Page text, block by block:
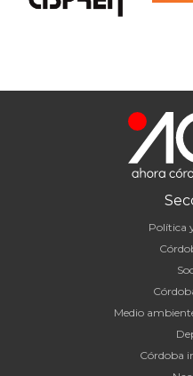
Política
Medio
Córdoba